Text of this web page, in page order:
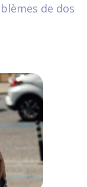
de dos